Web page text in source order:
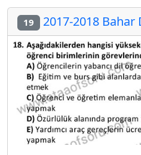
19 2017-2018 Bahar